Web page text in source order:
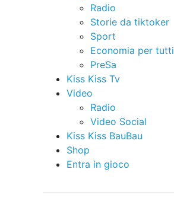
Radio
Storie da tiktoker
Sport
Economia per tutti
PreSa
Kiss Kiss Tv
Video
Radio
Video Social
Kiss Kiss BauBau
Shop
Entra in gioco